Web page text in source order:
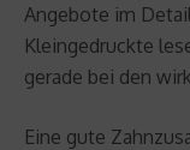
Angebote im
Kleingedruckte
gerade bei den
Eine gute